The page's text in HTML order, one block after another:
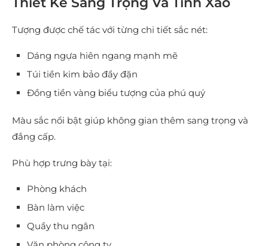
Tượng được chế tác với từng chi tiết sắc nét:
Dáng ngựa hiên ngang mạnh mẽ
Túi tiền kim bảo đầy đặn
Đồng tiền vàng biểu tượng của phú quý
Màu sắc nổi bật giúp không gian thêm sang trọng và
đẳng cấp.
Phù hợp trưng bày tại:
Phòng khách
Bàn làm việc
Quầy thu ngân